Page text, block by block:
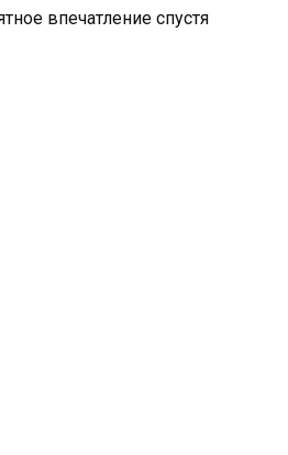
впечатление спустя